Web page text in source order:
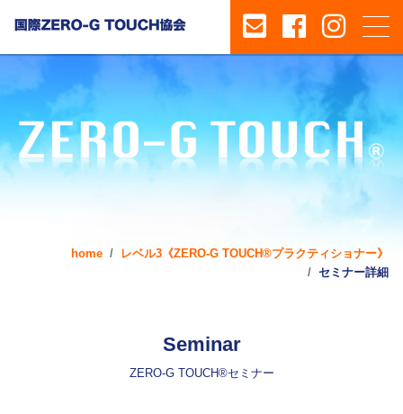
home
レベル3《ZERO-G TOUCH®プラクティショナー》
セミナー詳細
Seminar
ZERO-G TOUCH®セミナー